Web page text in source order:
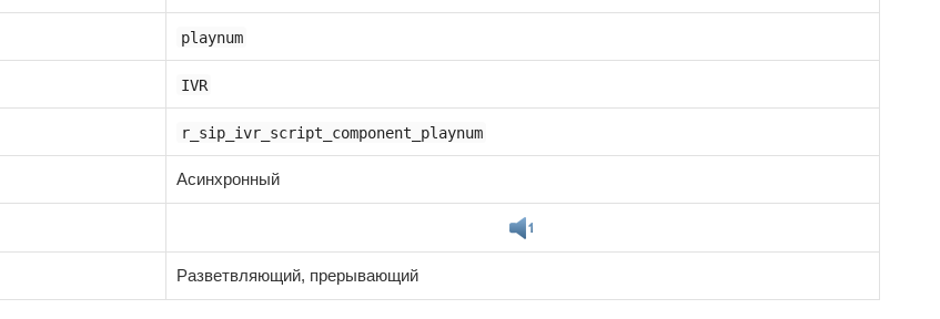
playnum
IVR
r_sip_ivr_script_component_playnum
Асинхронный
Разветвляющий, прерывающий